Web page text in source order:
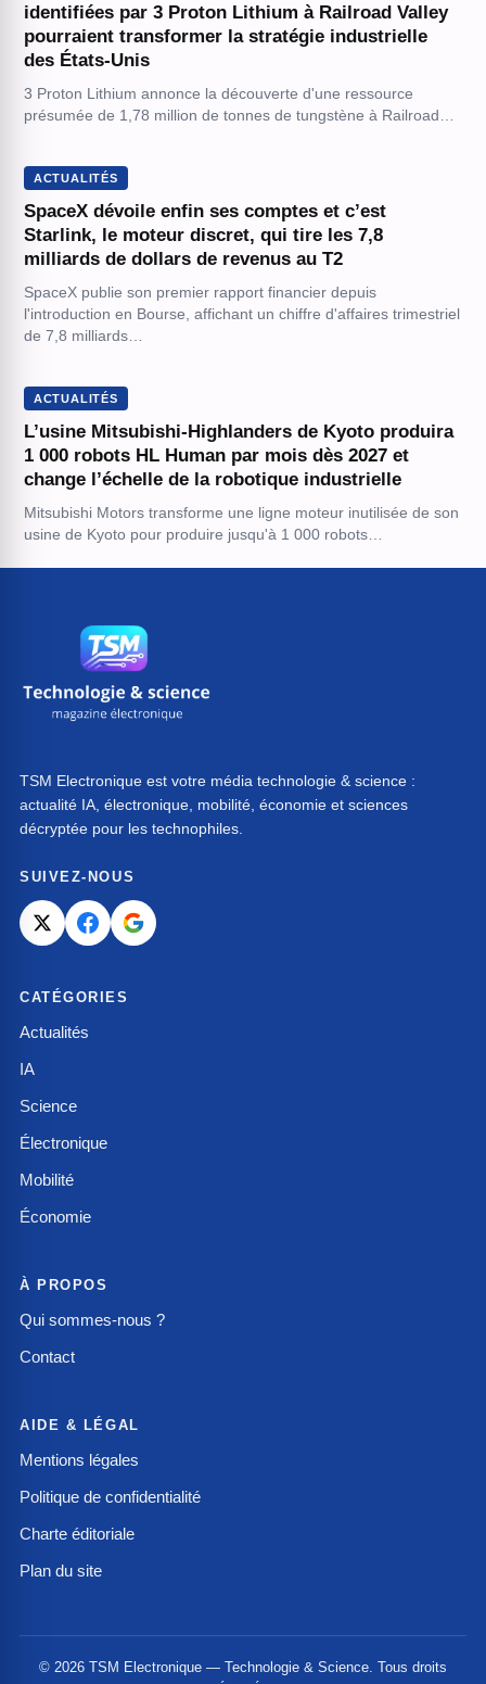
identifiées par 3 Proton Lithium à Railroad Valley
pourraient transformer la stratégie industrielle
des États-Unis
3 Proton Lithium annonce la découverte d'une ressource
présumée de 1,78 million de tonnes de tungstène à Railroad…
ACTUALITÉS
SpaceX dévoile enfin ses comptes et c’est
Starlink, le moteur discret, qui tire les 7,8
milliards de dollars de revenus au T2
SpaceX publie son premier rapport financier depuis
l'introduction en Bourse, affichant un chiffre d'affaires trimestriel
de 7,8 milliards…
ACTUALITÉS
L’usine Mitsubishi-Highlanders de Kyoto produira
1 000 robots HL Human par mois dès 2027 et
change l’échelle de la robotique industrielle
Mitsubishi Motors transforme une ligne moteur inutilisée de son
usine de Kyoto pour produire jusqu'à 1 000 robots…
TSM Electronique est votre média technologie & science :
actualité IA, électronique, mobilité, économie et sciences
décryptée pour les technophiles.
SUIVEZ-NOUS
CATÉGORIES
Actualités
IA
Science
Électronique
Mobilité
Économie
À PROPOS
Qui sommes-nous ?
Contact
AIDE & LÉGAL
Mentions légales
Politique de confidentialité
Charte éditoriale
Plan du site
© 2026 TSM Electronique — Technologie & Science. Tous droits